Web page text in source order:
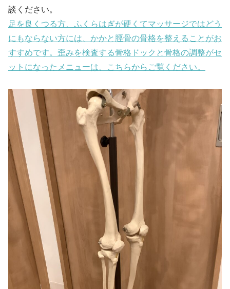
談ください。
足を良くつる方、ふくらはぎが硬くてマッサージではどう
にもならない方には、かかと脛骨の骨格を整えることがお
すすめです。歪みを検査する骨格ドックと骨格の調整がセ
ットになったメニューは、こちらからご覧ください。